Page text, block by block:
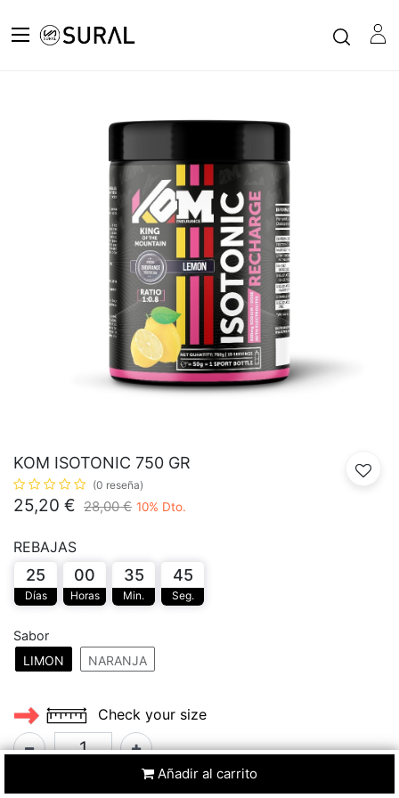
Todos los productos
KOM ISOTONIC 750 GR
(0 reseña)
25,20 € 28,00€ 10% Dto.
REBAJAS
25
Días
00
Horas
35
Min.
45
Seg.
Sabor
LIMON
NARANJA
Check your size
Añadir al carrito